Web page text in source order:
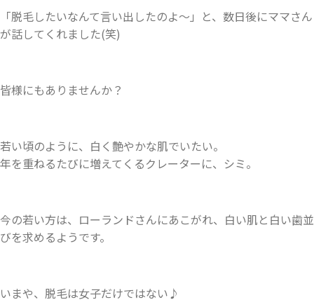
「脱毛したいなんて言い出したのよ～」と、数日後にママさん
が話してくれました(笑)
皆様にもありませんか？
若い頃のように、白く艶やかな肌でいたい。
年を重ねるたびに増えてくるクレーターに、シミ。
今の若い方は、ローランドさんにあこがれ、白い肌と白い歯並
びを求めるようです。
いまや、脱毛は女子だけではない♪